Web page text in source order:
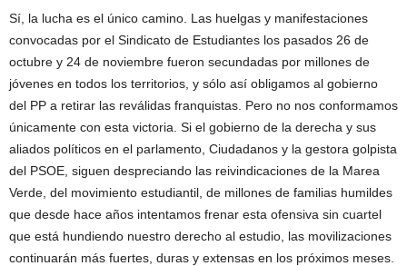
Sí, la lucha es el único camino. Las huelgas y manifestaciones
convocadas por el Sindicato de Estudiantes los pasados 26 de
octubre y 24 de noviembre fueron secundadas por millones de
jóvenes en todos los territorios, y sólo así obligamos al gobierno
del PP a retirar las reválidas franquistas. Pero no nos conformamos
únicamente con esta victoria. Si el gobierno de la derecha y sus
aliados políticos en el parlamento, Ciudadanos y la gestora golpista
del PSOE, siguen despreciando las reivindicaciones de la Marea
Verde, del movimiento estudiantil, de millones de familias humildes
que desde hace años intentamos frenar esta ofensiva sin cuartel
que está hundiendo nuestro derecho al estudio, las movilizaciones
continuarán más fuertes, duras y extensas en los próximos meses.